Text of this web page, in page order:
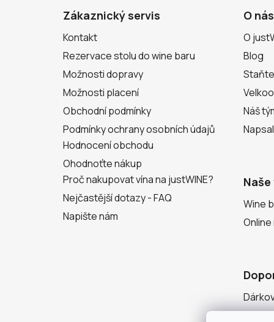
Zákaznický servis
Kontakt
Rezervace stolu do wine baru
Možnosti dopravy
Možnosti placení
Obchodní podmínky
Podmínky ochrany osobních údajů
Hodnocení obchodu
Ohodnoťte nákup
Proč nakupovat vína na justWINE?
Nejčastější dotazy - FAQ
Napište nám
O nás
O
Blog
Náš
Wine